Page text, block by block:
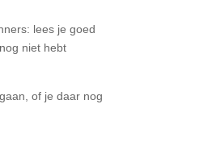
lees je goed
niet hebt
of je daar nog